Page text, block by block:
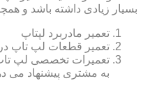
بسیار زیادی داشته باشد و
تعمیر مادربرد لپتاپ
تعمیر قطعات لپ تاپ
تعمیرات تخصصی لپ
به مشتری پیشنهاد می